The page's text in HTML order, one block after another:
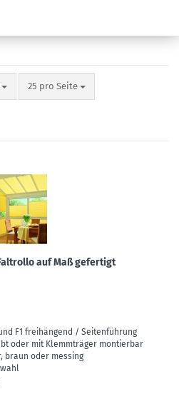
25 pro Seite
pro Seite
auf Maß gefertigt
F1 freihängend / Seitenführung
oder mit Klemmträger montierbar
braun oder messing